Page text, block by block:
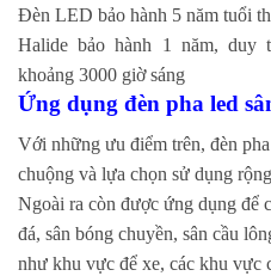
Đèn LED bảo hành 5 năm tuổi
Halide bảo hành 1 năm, duy
khoảng 3000 giờ sáng
Ứng dụng đèn pha led
Với những ưu điểm trên, đèn
chuộng và lựa chọn sử dụng
Ngoài ra còn được ứng dụng để
đá, sân bóng chuyền, sân cầu
như khu vực để xe, các khu vực